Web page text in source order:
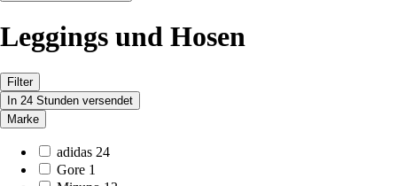
Leggings und Hosen
Filter
In 24 Stunden versendet
Marke
adidas 24
Gore 1